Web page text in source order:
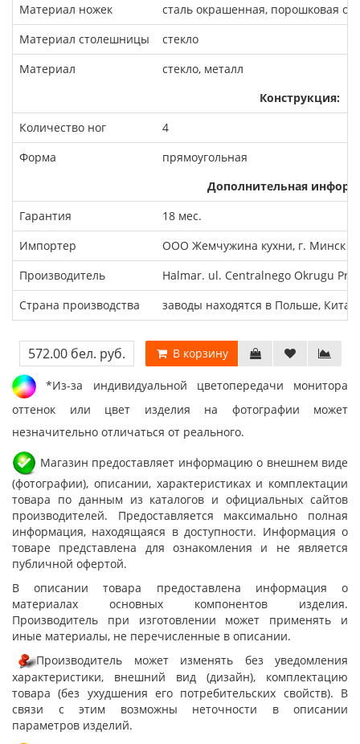
Материал ножек
сталь окрашенная, порошковая
Материал столешницы
стекло
Материал
стекло, металл
Конструкция:
Количество ног
4
Форма
прямоугольная
Дополнительная
Гарантия
18 мес.
Импортер
ООО Жемчужина кухни, г. Минск
Производитель
Halmar. ul. Centralnego Okrugu
Страна производства
заводы находятся в Польше,
572.00 бел. руб. В корзину
*Из-за индивидуальной цветопередачи монитора
оттенок или цвет изделия на фотографии может
незначительно отличаться от реального.
Магазин предоставляет информацию о внешнем виде
(фотографии), описании, характеристиках и комплектации
товара по данным из каталогов и официальных сайтов
производителей. Предоставляется максимально полная
информация, находящаяся в доступности. Информация о
товаре представлена для ознакомления и не является
публичной офертой.
В описании товара предоставлена информация о
материалах основных компонентов изделия.
Производитель при изготовлении может применять и
иные материалы, не перечисленные в описании.
Производитель может изменять без уведомления
характеристики, внешний вид (дизайн), комплектацию
товара (без ухудшения его потребительских свойств). В
связи с этим возможны неточности в описании
параметров изделий.